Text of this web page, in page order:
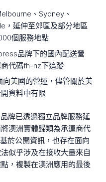
、Sydney、
，延伸至郊區及部分地區
個服務地點
品牌下的國內配送營
代碼fh-nz下追蹤
美國的營運，儘管關於美
資料中有限
牌已透過獨立品牌服務延
澳洲實體歸類為承運商代
於公開資訊，也存在面向
似乎涉及在接收大量來自
，複製在澳洲應用的最後